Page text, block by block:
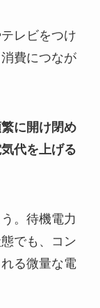
レビをつけ
費につなが
に開け閉め
代を上げる
。待機電力
でも、コン
る微量な電